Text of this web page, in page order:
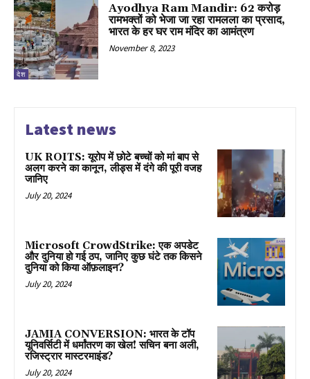
देश
Ayodhya Ram Mandir: 62 करोड़
रामभक्तों को भेजा जा रहा रामलला का प्रसाद,
भारत के हर घर राम मंदिर का आमंत्रण
November 8, 2023
Latest news
UK ROITS: यूरोप में छोटे बच्चों को मां बाप से
अलग करने का कानून, लीड्स में दंगे की पूरी वजह
जानिए
July 20, 2024
Microsoft CrowdStrike: एक अपडेट
और दुनिया हो गई ठप, जानिए कुछ घंटे तक किसने
दुनिया को किया ऑफ़लाइन?
July 20, 2024
JAMIA CONVERSION: भारत के टॉप
यूनिवर्सिटी में धर्मांतरण का खेल! सचिन बना अली,
रजिस्ट्रार मास्टरमाइंड?
July 20, 2024